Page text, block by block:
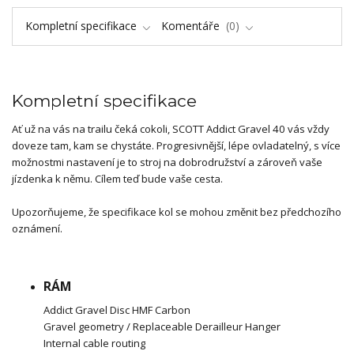
Kompletní specifikace Komentáře 0
Kompletní specifikace
Ať už na vás na trailu čeká cokoli, SCOTT Addict Gravel 40 vás vždy
doveze tam, kam se chystáte. Progresivnější, lépe ovladatelný, s více
možnostmi nastavení je to stroj na dobrodružství a zároveň vaše
jízdenka k němu. Cílem teď bude vaše cesta.
Upozorňujeme, že specifikace kol se mohou změnit bez předchozího
oznámení.
RÁM
Addict Gravel Disc HMF Carbon
Gravel geometry / Replaceable Derailleur Hanger
Internal cable routing